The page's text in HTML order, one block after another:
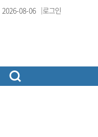
2026-08-06 로그인